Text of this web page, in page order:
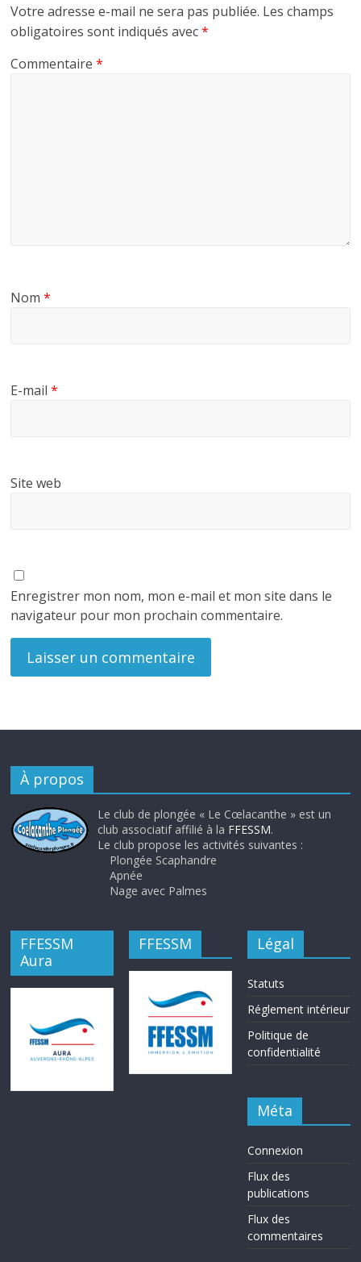
Votre adresse e-mail ne sera pas publiée. Les champs
obligatoires sont indiqués avec*
Commentaire*
Nom*
E-mail*
Site web
Enregistrer mon nom, mon e-mail et mon site dans le
navigateur pour mon prochain commentaire.
À propos
Le club de plongée « Le Cœlacanthe » est un
club associatif affilié à la FFESSM.
Le club propose les activités suivantes :
Plongée Scaphandre
Apnée
Nage avec Palmes
FFESSM
Aura
FFESSM Légal
Statuts
Réglement intérieur
Politique de
confidentialité
Méta
Connexion
Flux des
publications
Flux des
commentaires